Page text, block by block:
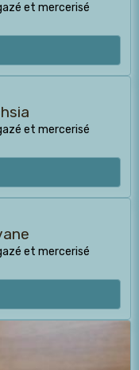
et mercerisé
et mercerisé
et mercerisé